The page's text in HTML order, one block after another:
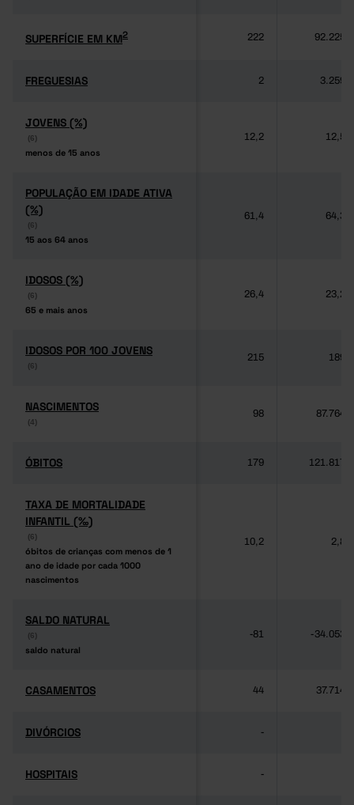
SUPERFÍCIE EM KM2
SUPERFÍCIE EM KM2 222 92.225
FREGUESIAS
FREGUESIAS 2 3.259
JOVENS (%)
(6)
menos de 15 anos
JOVENS (%)
(6)
menos de 15 anos
12,2 12,5
POPULAÇÃO EM IDADE ATIVA
(%)
(6)
15 aos 64 anos
POPULAÇÃO EM IDADE ATIVA
(%)
(6)
15 aos 64 anos
61,4 64,3
IDOSOS (%)
(6)
65 e mais anos
IDOSOS (%)
(6)
65 e mais anos
26,4 23,2
IDOSOS POR 100 JOVENS
(6)
IDOSOS POR 100 JOVENS
(6)
215 189
NASCIMENTOS
(4)
NASCIMENTOS
(4)
98 87.764
ÓBITOS
ÓBITOS 179 121.817
TAXA DE MORTALIDADE
INFANTIL (‰)
(6)
óbitos de crianças com menos de 1
ano de idade por cada 1000
nascimentos
TAXA DE MORTALIDADE
INFANTIL (‰)
(6)
óbitos de crianças com menos de 1
ano de idade por cada 1000
nascimentos
10,2 2,8
SALDO NATURAL
(6)
saldo natural
SALDO NATURAL
(6)
saldo natural
-81 -34.053
CASAMENTOS
CASAMENTOS 44 37.714
DIVÓRCIOS
DIVÓRCIOS -
HOSPITAIS
HOSPITAIS -